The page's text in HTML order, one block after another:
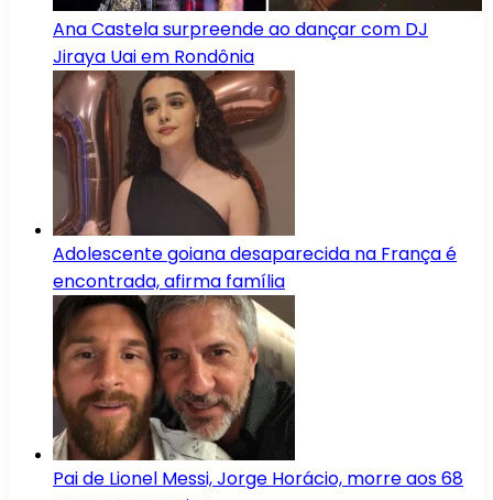
Ana Castela surpreende ao dançar com DJ
Jiraya Uai em Rondônia
Adolescente goiana desaparecida na França é
encontrada, afirma família
Pai de Lionel Messi, Jorge Horácio, morre aos 68